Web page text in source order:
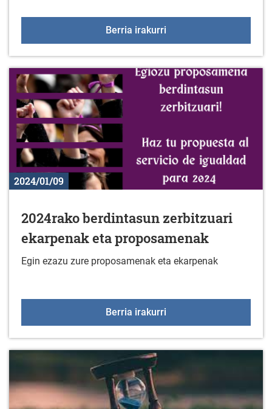
Berria irakurri
2024/01/09
2024rako berdintasun zerbitzuari
ekarpenak eta proposamenak
Egin ezazu zure proposamenak eta ekarpenak
Berria irakurri